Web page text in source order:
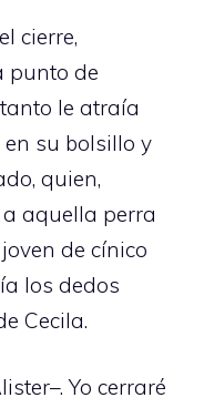
cierre,
punto de
le atraía
en su bolsillo y
quien,
aquella perra
de cínico
los dedos
Cecila.
Yo cerraré